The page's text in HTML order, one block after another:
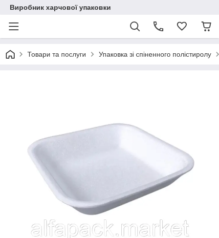
Виробник харчової упаковки
Товари та послуги Упаковка зі спіненного полістиролу